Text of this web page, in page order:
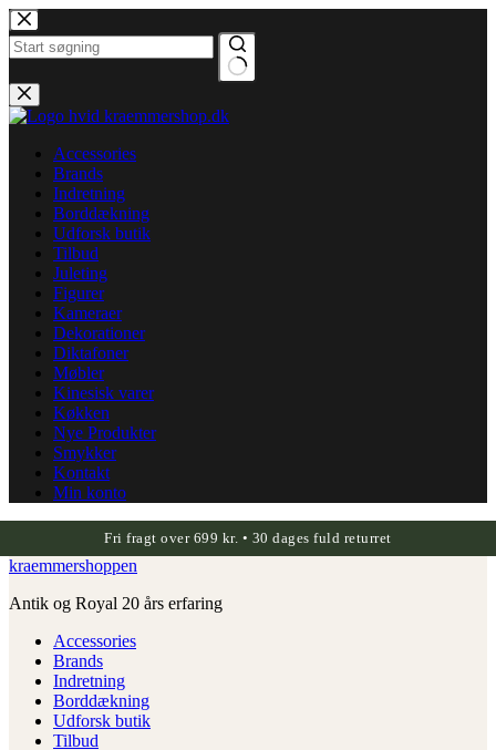
Fortsæt
til
indhold
Ingen
resultater
Accessories
Brands
Indretning
Borddækning
Udforsk butik
Tilbud
Juleting
Figurer
Kameraer
Dekorationer
Diktafoner
Møbler
Kinesisk varer
Køkken
Nye Produkter
Smykker
Kontakt
Min konto
Fri fragt over 699 kr. • 30 dages fuld returret
kraemmershoppen
Antik og Royal 20 års erfaring
Accessories
Brands
Indretning
Borddækning
Udforsk butik
Tilbud